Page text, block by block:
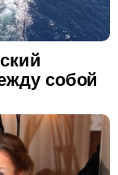
собой